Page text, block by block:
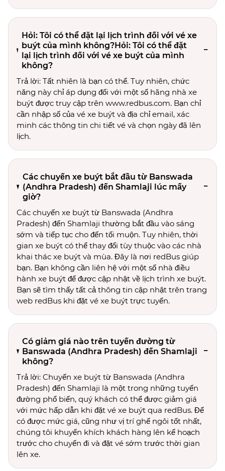
Hỏi: Tôi có thể đặt lại lịch trình đối với vé xe
buýt của mình không?Hỏi: Tôi có thể đặt
lại lịch trình đối với vé xe buýt của mình
không?
Trả lời: Tất nhiên là bạn có thể. Tuy nhiên, chức
năng này chỉ áp dụng đối với một số hãng nhà xe
buýt được truy cập trên www.redbus.com. Bạn chỉ
cần nhập số của vé xe buýt và địa chỉ email, xác
minh các thông tin chi tiết vé và chọn ngày đã lên
lịch.
Các chuyến xe buýt bắt đầu từ Banswada
(Andhra Pradesh) đến Shamlaji lúc mấy
giờ?
Các chuyến xe buýt từ Banswada (Andhra
Pradesh) đến Shamlaji thường bắt đầu vào sáng
sớm và tiếp tục cho đến tối muộn. Tuy nhiên, thời
gian xe buýt có thể thay đổi tùy thuộc vào các nhà
khai thác xe buýt và mùa. Đây là nơi redBus giúp
bạn. Bạn không cần liên hệ với một số nhà điều
hành xe buýt để được cập nhật về lịch trình xe buýt.
Bạn sẽ tìm thấy tất cả thông tin cập nhật trên trang
web redBus khi đặt vé xe buýt trực tuyến.
Có giảm giá nào trên tuyến đường từ
Banswada (Andhra Pradesh) đến Shamlaji
không?
Trả lời: Chuyến xe buýt từ Banswada (Andhra
Pradesh) đến Shamlaji là một trong những tuyến
đường phổ biến, quý khách có thể được giảm giá
với mức hấp dẫn khi đặt vé xe buýt qua redBus. Để
có được mức giá, cũng như vị trí ghế ngôi tốt nhất,
chúng tôi khuyến khích khách hàng lên kế hoạch
trước cho chuyến đi và đặt vé sớm trước thời gian
lên xe.